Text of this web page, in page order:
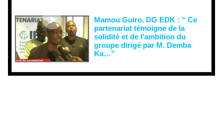
Mamou Guiro, DG EDK : “ Ce
partenariat témoigne de la
solidité et de l’ambition du
groupe dirigé par M. Demba
Ka…”